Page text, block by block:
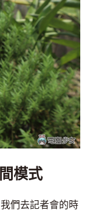
模式
們去記者會的時